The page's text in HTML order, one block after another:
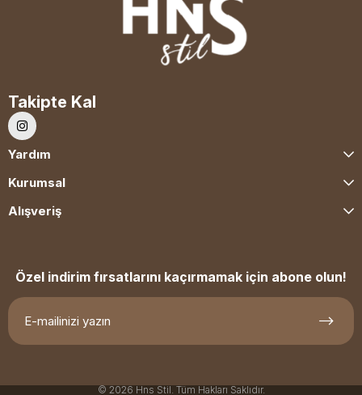
Takipte Kal
Yardım
Kurumsal
Alışveriş
Özel indirim fırsatlarını kaçırmamak için abone olun!
© 2026 Hns Stil. Tüm Hakları Saklıdır.